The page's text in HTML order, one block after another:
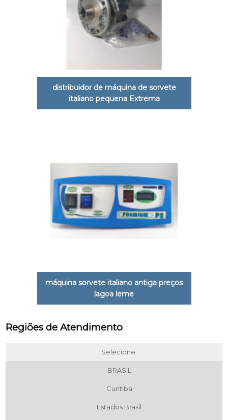
distribuidor de máquina de sorvete
italiano pequena Extrema
máquina sorvete italiano antiga preços
lagoa leme
Regiões de Atendimento
Selecione:
BRASIL
Curitiba
Estados Brasil